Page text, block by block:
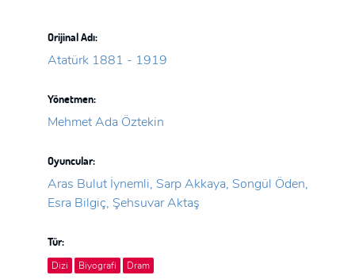
Orijinal Adı:
Atatürk 1881 - 1919
Yönetmen:
Mehmet Ada Öztekin
Oyuncular:
Aras Bulut İynemli, Sarp Akkaya, Songül Öden,
Esra Bilgiç, Şehsuvar Aktaş
Tür:
Dizi Biyografi Dram